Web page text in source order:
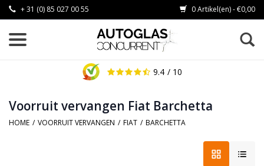
+ 31 (0) 85 027 00 55 0 Artikel(en) - €0,00
9.4 / 10
Voorruit vervangen Fiat Barchetta
HOME / VOORRUIT VERVANGEN / FIAT / BARCHETTA